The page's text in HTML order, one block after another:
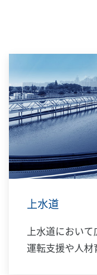
上水道
上水道において
運転支援や人材